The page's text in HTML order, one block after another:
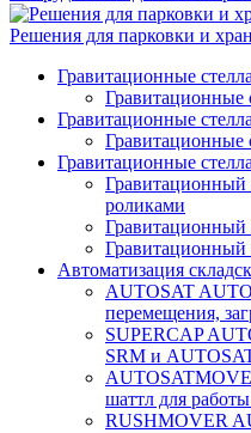
Решения для парковки и
Гравитационные
Гравитационные
Гравитационные
Гравитационные
Гравитационные
Гравитационный
роликами
Гравитационный
Гравитационный
Автоматизация
AUTOSAT
перемещения,
SUPERCAP
SRM и
шаттл для
RUSHMOVER